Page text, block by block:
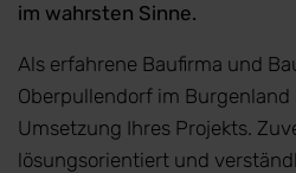
im wahrsten Sinne.
Als erfahrene Baufirma und
Oberpullendorf im
Umsetzung Ihres Projekts.
lösungsorientiert und